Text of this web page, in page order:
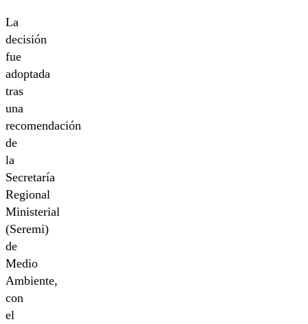
La
decisión
fue
adoptada
tras
una
recomendación
de
la
Secretaría
Regional
Ministerial
(Seremi)
de
Medio
Ambiente,
con
el